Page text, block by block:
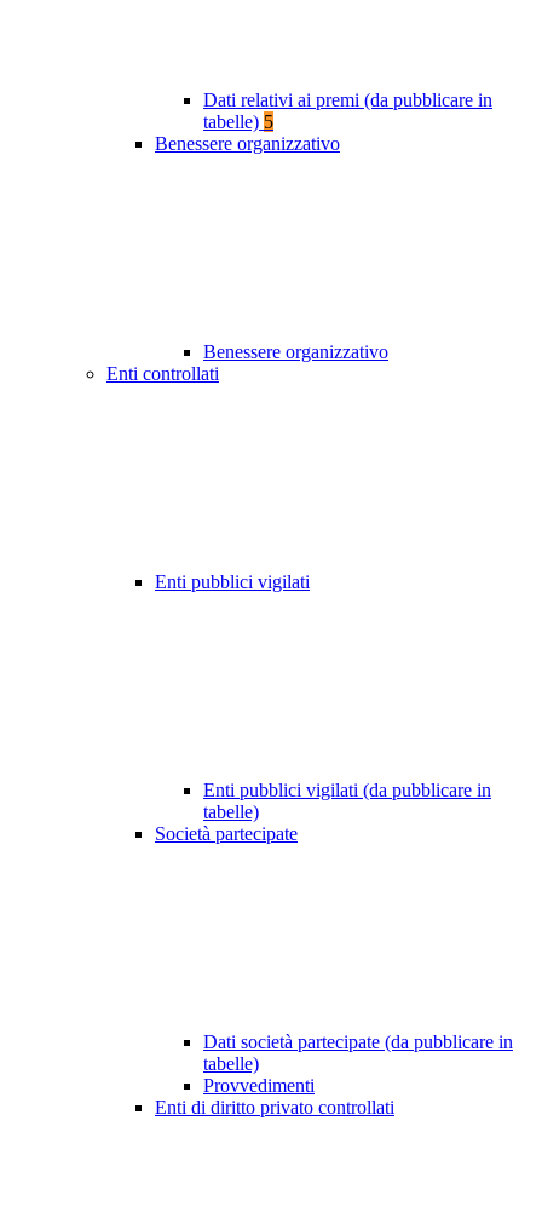
Dati relativi ai premi (da pubblicare in
tabelle) 5
Benessere organizzativo
Benessere organizzativo
Enti controllati
Enti pubblici vigilati
Enti pubblici vigilati (da pubblicare in
tabelle)
Società partecipate
Dati società partecipate (da pubblicare in
tabelle)
Provvedimenti
Enti di diritto privato controllati